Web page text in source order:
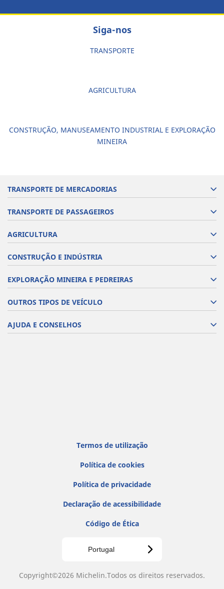
Siga-nos
TRANSPORTE
AGRICULTURA
CONSTRUÇÃO, MANUSEAMENTO INDUSTRIAL E EXPLORAÇÃO
MINEIRA
TRANSPORTE DE MERCADORIAS
TRANSPORTE DE PASSAGEIROS
AGRICULTURA
CONSTRUÇÃO E INDÚSTRIA
EXPLORAÇÃO MINEIRA E PEDREIRAS
OUTROS TIPOS DE VEÍCULO
AJUDA E CONSELHOS
Termos de utilização
Política de cookies
Política de privacidade
Declaração de acessibilidade
Código de Ética
Portugal
Copyright©2026 Michelin.Todos os direitos reservados.